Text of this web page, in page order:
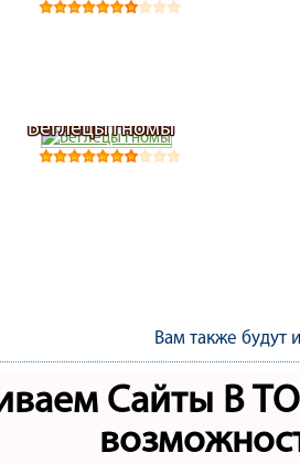
Беглецы гномы
Вам также будут
Сайты В